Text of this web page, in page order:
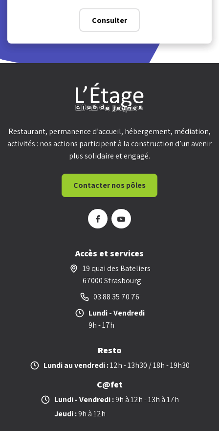
Consulter
Restaurant, permanence d’accueil, hébergement, médiation,
activités : nos actions participent à la construction d’un avenir
plus solidaire et engagé.
Contacter nos pôles
Accès et services
19 quai des Bateliers
67000 Strasbourg
03 88 35 70 76
Lundi - Vendredi
9h - 17h
Resto
Lundi au vendredi :12h - 13h30 / 18h - 19h30
C@fet
Lundi - Vendredi :9h à 12h - 13h à 17h
Jeudi :9h à 12h